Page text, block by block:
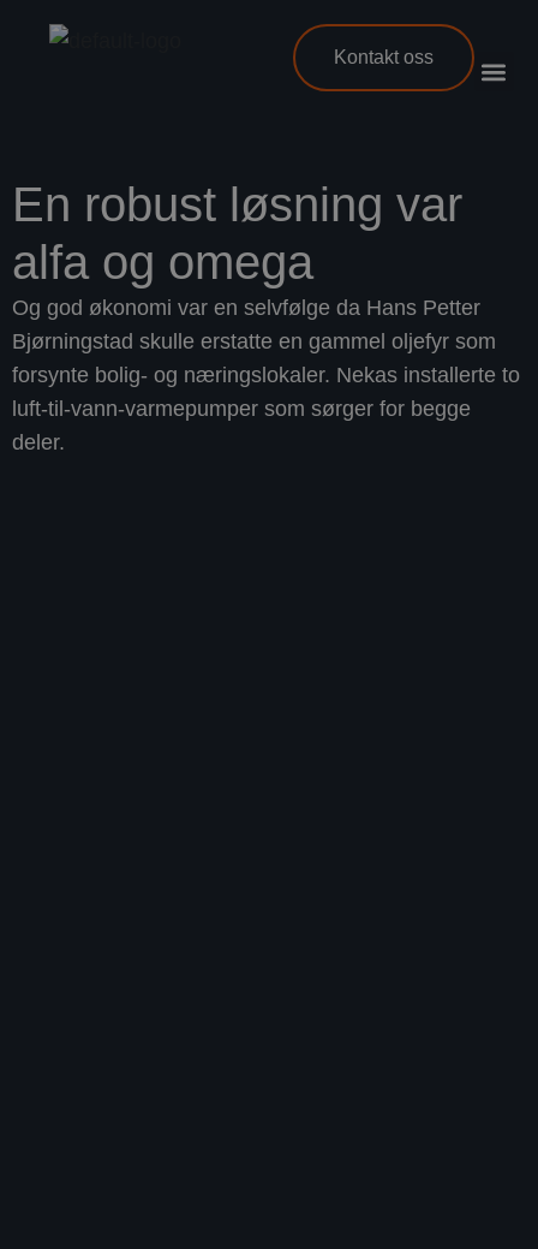
Kontakt oss
En robust løsning var
alfa og omega
Og god økonomi var en selvfølge da Hans Petter
Bjørningstad skulle erstatte en gammel oljefyr som
forsynte bolig- og næringslokaler. Nekas installerte to
luft-til-vann-varmepumper som sørger for begge
deler.